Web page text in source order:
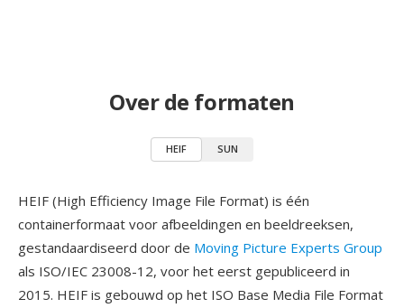
Over de formaten
HEIF SUN
HEIF (High Efficiency Image File Format) is één
containerformaat voor afbeeldingen en beeldreeksen,
gestandaardiseerd door de Moving Picture Experts Group
als ISO/IEC 23008-12, voor het eerst gepubliceerd in
2015. HEIF is gebouwd op het ISO Base Media File Format